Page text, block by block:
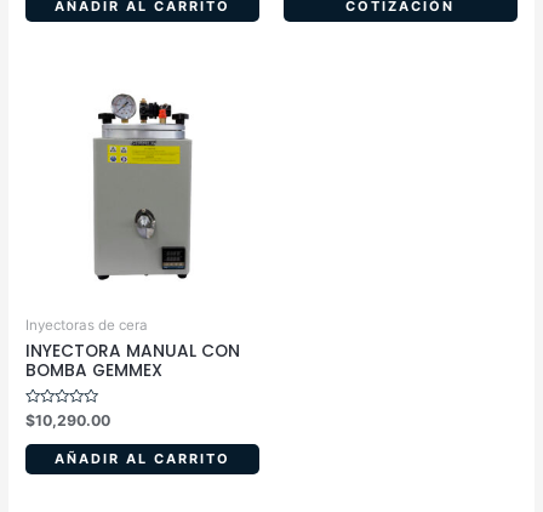
5
AÑADIR AL CARRITO
5
COTIZACIÓN
Inyectoras de cera
INYECTORA MANUAL CON
BOMBA GEMMEX
Valorado
en
0
5
$10,290.00
AÑADIR AL CARRITO